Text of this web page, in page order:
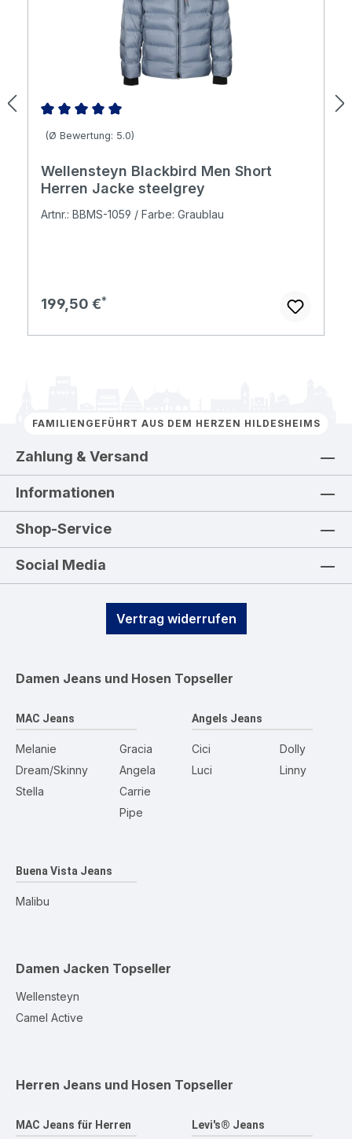
Durchschnittliche Bewertung von 5 von 5 Sternen
(Ø Bewertung: 5.0)
Wellensteyn Blackbird Men Short
Herren Jacke steelgrey
Artnr.: BBMS-1059 / Farbe: Graublau
Regulärer Preis:
199,50 €
FAMILIENGEFÜHRT AUS DEM HERZEN HILDESHEIMS
Zahlung & Versand
Informationen
Shop-Service
Social Media
Vertrag widerrufen
Damen Jeans und Hosen Topseller
MAC Jeans
Melanie
Dream/Skinny
Stella
Gracia
Angela
Carrie
Pipe
Angels Jeans
Cici
Luci
Dolly
Linny
Buena Vista Jeans
Malibu
Damen Jacken Topseller
Wellensteyn
Camel Active
Herren Jeans und Hosen Topseller
MAC Jeans für Herren Levi's® Jeans